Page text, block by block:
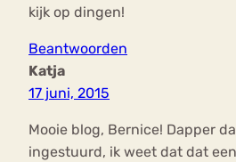
kijk op dingen!
Beantwoorden
Katja
17 juni, 2015
Mooie blog, Bernice! Dapper
ingestuurd, ik weet dat dat